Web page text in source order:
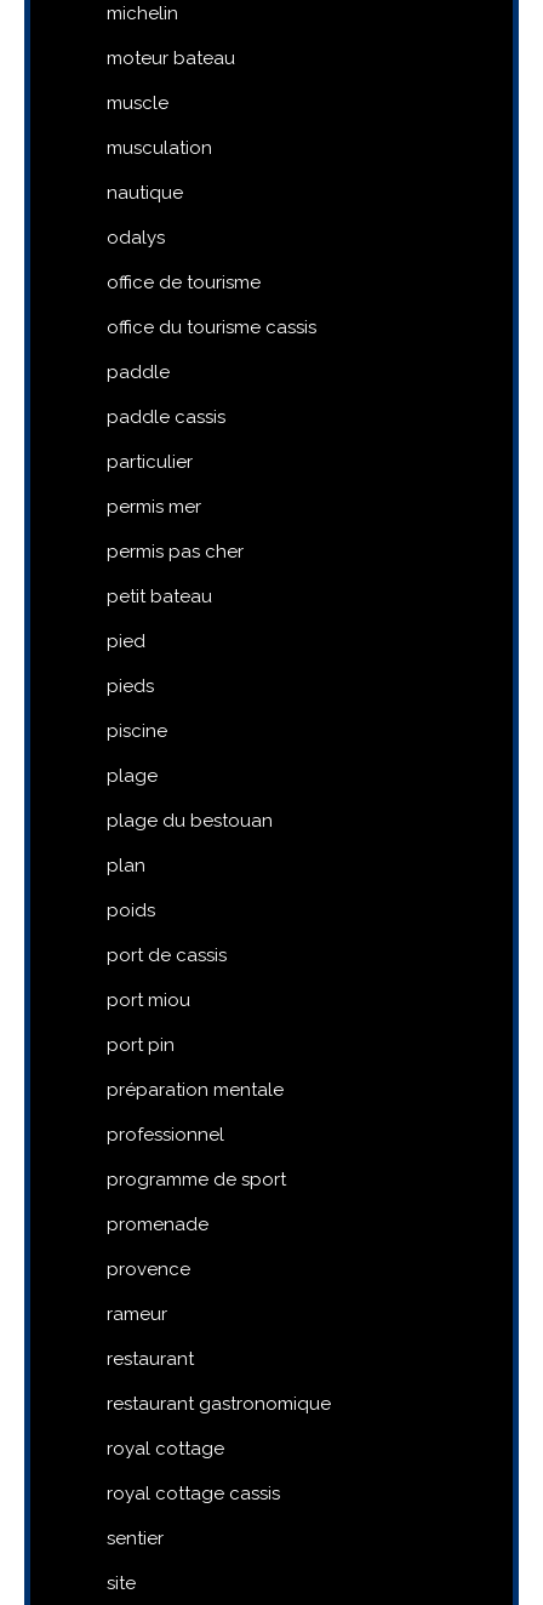
michelin
moteur bateau
muscle
musculation
nautique
odalys
office de tourisme
office du tourisme cassis
paddle
paddle cassis
particulier
permis mer
permis pas cher
petit bateau
pied
pieds
piscine
plage
plage du bestouan
plan
poids
port de cassis
port miou
port pin
préparation mentale
professionnel
programme de sport
promenade
provence
rameur
restaurant
restaurant gastronomique
royal cottage
royal cottage cassis
sentier
site